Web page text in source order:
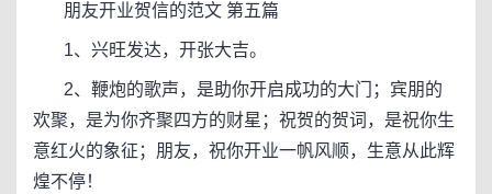
朋友开业贺信的范文 第五篇
1、兴旺发达，开张大吉。
2、鞭炮的歌声，是助你开启成功的大门；宾朋的
欢聚，是为你齐聚四方的财星；祝贺的贺词，是祝你生
意红火的象征；朋友，祝你开业一帆风顺，生意从此辉
煌不停！